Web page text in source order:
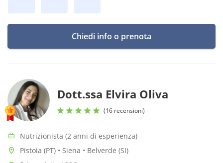
Chiedi info o prenota
Dott.ssa Elvira Oliva
(16 recensioni)
Nutrizionista (2 anni di esperienza)
Pistoia (PT) • Siena • Belverde (SI)